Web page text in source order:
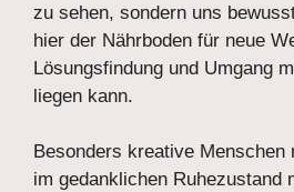
zu sehen, sondern uns
hier der Nährboden für neue
Lösungsfindung und Umgang
liegen kann.
Besonders kreative Menschen
im gedanklichen Ruhezustand